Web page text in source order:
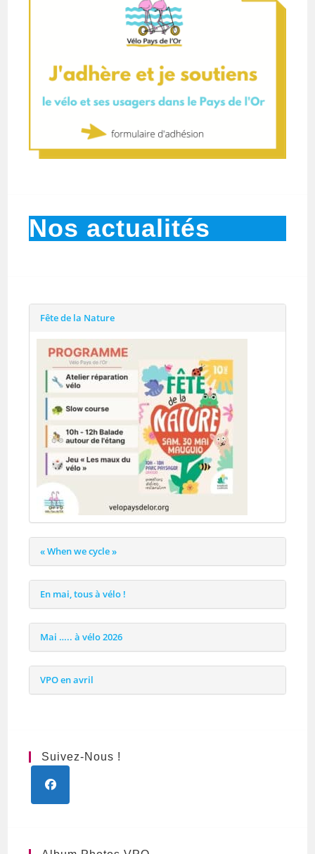
Nos actualités
Fête de la Nature
« When we cycle »
En mai, tous à vélo !
Mai ….. à vélo 2026
VPO en avril
Suivez-Nous !